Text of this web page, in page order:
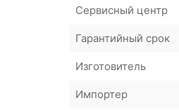
Сервисный центр
Гарантийный срок
Изготовитель
Импортер